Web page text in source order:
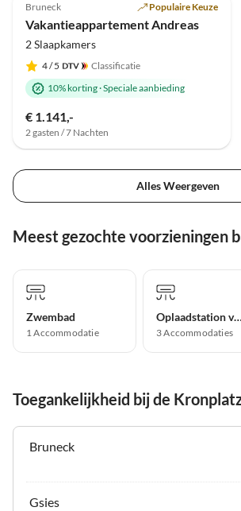
weiterempfehlen.
Bruneck Populaire Keuze
Vakantieappartement Andreas
2 Slaapkamers
4/ 5
Classificatie
10% korting·Speciale aanbieding
€ 1.141,-
2 gasten / 7 Nachten
Alles Weergeven
Meest gezochte voorzieningen
Zwembad
1 Accommodatie
Oplaadstation voor elektrische auto's
3 Accommodaties
Toegankelijkheid bij de
Bruneck
Gsies